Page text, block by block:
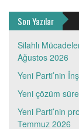
Son Yazılar
Silahlı
Ağustos 2026
Yeni Parti’nin
Yeni çözüm
Yeni Parti’nin
Temmuz 2026